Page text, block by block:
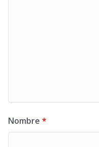
Nombre *